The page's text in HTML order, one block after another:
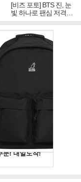
[비즈 포토] BTS 진, 눈
빛 하나로 팬심 저격…
독보적 카리스마